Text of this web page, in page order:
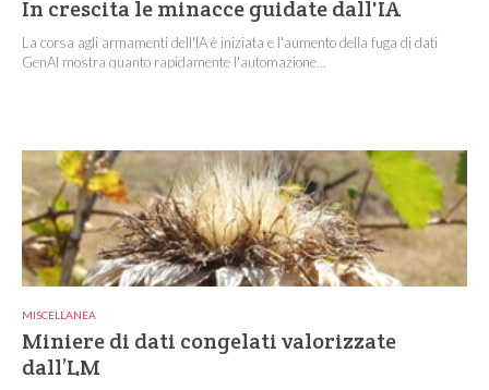
In crescita le minacce guidate dall'IA
La corsa agli armamenti dell'IA è iniziata e l'aumento della fuga di dati
GenAI mostra quanto rapidamente l'automazione...
MISCELLANEA
Miniere di dati congelati valorizzate
dall’LM